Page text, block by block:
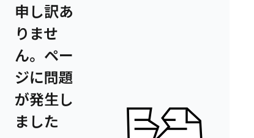
申し訳あ
りませ
ん。ペー
ジに問題
が発生し
ました